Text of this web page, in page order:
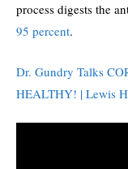
process digests the
95 percent.
Dr. Gundry Talks
HEALTHY! | Lewis